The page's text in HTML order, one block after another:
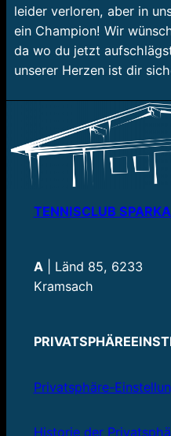
leider verloren, aber in
ein Champion! Wir
da wo du jetzt
unserer Herzen ist dir
TENNISCLUB
A| Länd 85, 6233
Kramsach
Privatsphäre-
Historie der